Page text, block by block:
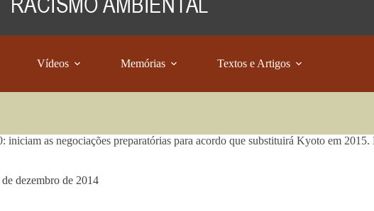
Vídeos Memórias Textos e Artigos
iniciam as negociações preparatórias para acordo que substituirá Kyoto em
de dezembro de 2014